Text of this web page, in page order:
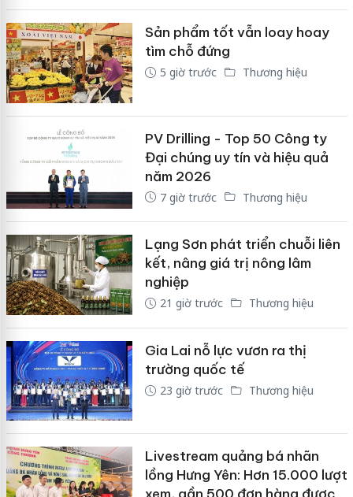
Sản phẩm tốt vẫn loay hoay
tìm chỗ đứng
5 giờ trước Thương hiệu
PV Drilling - Top 50 Công ty
Đại chúng uy tín và hiệu quả
năm 2026
7 giờ trước Thương hiệu
Lạng Sơn phát triển chuỗi liên
kết, nâng giá trị nông lâm
nghiệp
21 giờ trước Thương hiệu
Gia Lai nỗ lực vươn ra thị
trường quốc tế
23 giờ trước Thương hiệu
Livestream quảng bá nhãn
lồng Hưng Yên: Hơn 15.000 lượt